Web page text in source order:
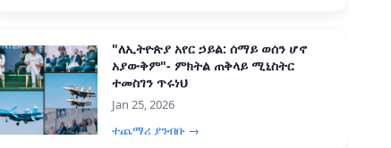
"ለኢትዮጵያ አየር ኃይል: ሰማይ ወሰን ሆኖ
አያውቅም"- ምክትል ጠቅላይ ሚኒስትር
ተመስገን ጥሩነህ
Jan 25, 2026
ተጨማሪ ያንብቡ →